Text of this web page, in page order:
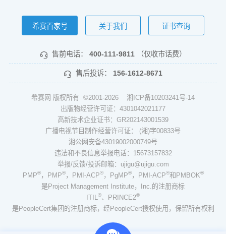
希赛百家号 关于我们 证书查询
售前电话： 400-111-9811 （仅收市话费）
售后投诉： 156-1612-8671
希赛网 版权所有 ©2001-2026 湘ICP备10203241号-14
出版物经营许可证：4301042021177
高新技术企业证书：GR202143001539
广播电视节目制作经营许可证： (湘)字00833号
湘公网安备43019002000749号
违法和不良信息举报电话：15673157832
举报/反馈/投诉邮箱：ujigu@ujigu.com
PMP®，PMP®，PMI-ACP®，PgMP®，PMI-ACP®和PMBOK®
是Project Management Institute，Inc.的注册商标
ITIL®、PRINCE2®
是PeopleCert集团的注册商标，经PeopleCert授权使用，保留所有权利